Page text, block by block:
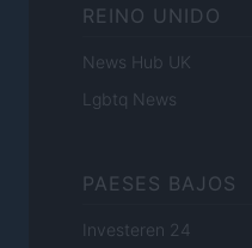
REINO UNIDO
News Hub UK
Lgbtq News
PAESES BAJOS
Investeren 24